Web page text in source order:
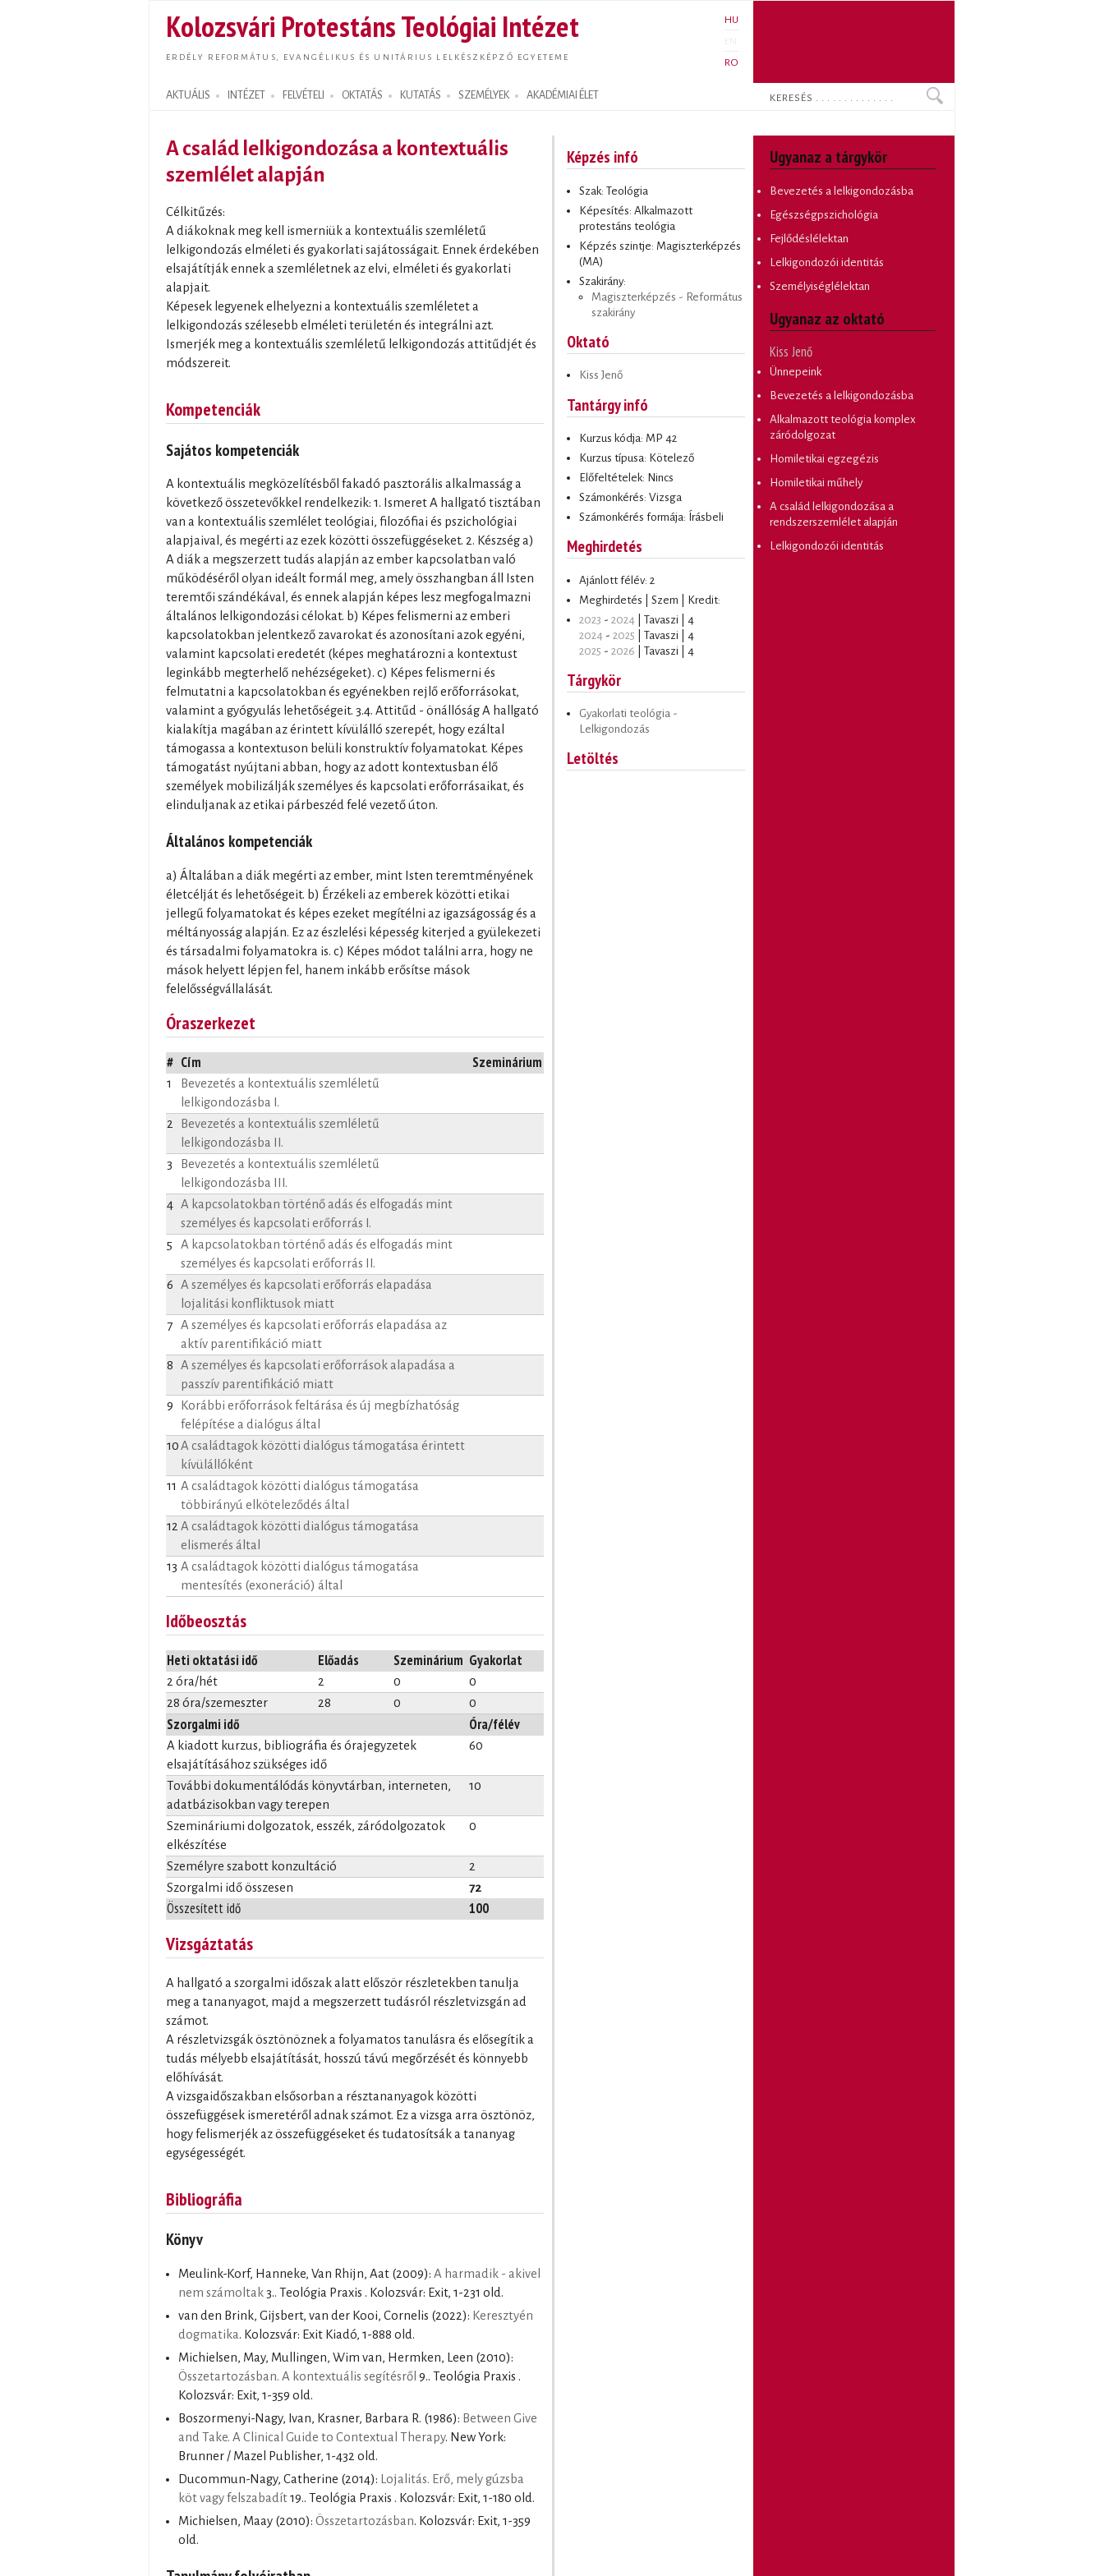
tartalomra
Kolozsvári Protestáns Teológiai Intézet
ERDÉLY REFORMÁTUS, EVANGÉLIKUS ÉS UNITÁRIUS LELKÉSZKÉPZŐ EGYETEME
HU
RO
AKTUÁLIS INTÉZET FELVÉTELI OKTATÁS KUTATÁS SZEMÉLYEK AKADÉMIAI ÉLET
Search form
Keresés
A család lelkigondozása a kontextuális
szemlélet alapján
Célkitűzés:
A diákoknak meg kell ismerniük a kontextuális szemléletű
lelkigondozás elméleti és gyakorlati sajátosságait. Ennek érdekében
elsajátítják ennek a szemléletnek az elvi, elméleti és gyakorlati
alapjait.
Képesek legyenek elhelyezni a kontextuális szemléletet a
lelkigondozás szélesebb elméleti területén és integrálni azt.
Ismerjék meg a kontextuális szemléletű lelkigondozás attitűdjét és
módszereit.
Kompetenciák
Sajátos kompetenciák
A kontextuális megközelítésből fakadó pasztorális alkalmasság a
következő összetevőkkel rendelkezik: 1. Ismeret A hallgató tisztában
van a kontextuális szemlélet teológiai, filozófiai és pszichológiai
alapjaival, és megérti az ezek közötti összefüggéseket. 2. Készség a)
A diák a megszerzett tudás alapján az ember kapcsolatban való
működéséről olyan ideált formál meg, amely összhangban áll Isten
teremtői szándékával, és ennek alapján képes lesz megfogalmazni
általános lelkigondozási célokat. b) Képes felismerni az emberi
kapcsolatokban jelentkező zavarokat és azonosítani azok egyéni,
valamint kapcsolati eredetét (képes meghatározni a kontextust
leginkább megterhelő nehézségeket). c) Képes felismerni és
felmutatni a kapcsolatokban és egyénekben rejlő erőforrásokat,
valamint a gyógyulás lehetőségeit. 3.4. Attitűd - önállóság A hallgató
kialakítja magában az érintett kívülálló szerepét, hogy ezáltal
támogassa a kontextuson belüli konstruktív folyamatokat. Képes
támogatást nyújtani abban, hogy az adott kontextusban élő
személyek mobilizálják személyes és kapcsolati erőforrásaikat, és
elinduljanak az etikai párbeszéd felé vezető úton.
Általános kompetenciák
a) Általában a diák megérti az ember, mint Isten teremtményének
életcélját és lehetőségeit. b) Érzékeli az emberek közötti etikai
jellegű folyamatokat és képes ezeket megítélni az igazságosság és a
méltányosság alapján. Ez az észlelési képesség kiterjed a gyülekezeti
és társadalmi folyamatokra is. c) Képes módot találni arra, hogy ne
mások helyett lépjen fel, hanem inkább erősítse mások
felelősségvállalását.
Óraszerkezet
# Cím Szeminárium
1
Bevezetés a kontextuális szemléletű
lelkigondozásba I.
2
Bevezetés a kontextuális szemléletű
lelkigondozásba II.
3
Bevezetés a kontextuális szemléletű
lelkigondozásba III.
4 A kapcsolatokban történő adás és elfogadás mint
személyes és kapcsolati erőforrás I.
5
A kapcsolatokban történő adás és elfogadás mint
személyes és kapcsolati erőforrás II.
6
A személyes és kapcsolati erőforrás elapadása
lojalitási konfliktusok miatt
7
A személyes és kapcsolati erőforrás elapadása az
aktív parentifikáció miatt
8
A személyes és kapcsolati erőforrások alapadása a
passzív parentifikáció miatt
9
Korábbi erőforrások feltárása és új megbízhatóság
felépítése a dialógus által
10A családtagok közötti dialógus támogatása érintett
kívülállóként
11 A családtagok közötti dialógus támogatása
többirányú elköteleződés által
12 A családtagok közötti dialógus támogatása
elismerés által
13 A családtagok közötti dialógus támogatása
mentesítés (exoneráció) által
Időbeosztás
Heti oktatási idő Előadás Szeminárium Gyakorlat
2 óra/hét 2 0
0
28 óra/szemeszter
28 0 0
Szorgalmi idő Óra/félév
Összesített idő 100
A kiadott kurzus, bibliográfia és órajegyzetek
elsajátításához szükséges idő
60
További dokumentálódás könyvtárban, interneten,
adatbázisokban vagy terepen
10
Szemináriumi dolgozatok, esszék, záródolgozatok
elkészítése
0
Személyre szabott konzultáció
2
Szorgalmi idő összesen
72
Vizsgáztatás
A hallgató a szorgalmi időszak alatt először részletekben tanulja
meg a tananyagot, majd a megszerzett tudásról részletvizsgán ad
számot.
A részletvizsgák ösztönöznek a folyamatos tanulásra és elősegítik a
tudás mélyebb elsajátítását, hosszú távú megőrzését és könnyebb
előhívását.
A vizsgaidőszakban elsősorban a résztananyagok közötti
összefüggések ismeretéről adnak számot. Ez a vizsga arra ösztönöz,
hogy felismerjék az összefüggéseket és tudatosítsák a tananyag
egységességét.
Bibliográfia
Könyv
Meulink-Korf, Hanneke, Van Rhijn, Aat (2009): A harmadik - akivel
nem számoltak3.. Teológia Praxis . Kolozsvár: Exit, 1-231 old.
van den Brink, Gijsbert, van der Kooi, Cornelis (2022): Keresztyén
dogmatika. Kolozsvár: Exit Kiadó, 1-888 old.
Michielsen, May, Mullingen, Wim van, Hermken, Leen (2010):
Összetartozásban. A kontextuális segítésről 9.. Teológia Praxis .
Kolozsvár: Exit, 1-359 old.
Boszormenyi-Nagy, Ivan, Krasner, Barbara R. (1986): Between Give
and Take. A Clinical Guide to Contextual Therapy. New York:
Brunner / Mazel Publisher, 1-432 old.
Ducommun-Nagy, Catherine (2014):
Lojalitás. Erő, mely gúzsba
köt vagy felszabadít19.. Teológia Praxis . Kolozsvár: Exit, 1-180 old.
Michielsen, Maay (2010): Összetartozásban. Kolozsvár: Exit, 1-359
old.
Képzés infó
Szak: Teológia
Képesítés: Alkalmazott
protestáns teológia
Képzés szintje: Magiszterképzés
(MA)
Szakirány:
Magiszterképzés - Református
szakirány
Oktató
Kiss Jenő
Tantárgy infó
Kurzus kódja: MP 42
Kurzus típusa: Kötelező
Előfeltételek: Nincs
Számonkérés: Vizsga
Számonkérés formája: Írásbeli
Meghirdetés
Ajánlott félév: 2
Meghirdetés | Szem | Kredit:
2023 - 2024 | Tavaszi | 4
2024 - 2025 | Tavaszi | 4
2025 - 2026 | Tavaszi | 4
Tárgykör
Gyakorlati teológia -
Lelkigondozás
Letöltés
Ugyanaz a tárgykör
Bevezetés a lelkigondozásba
Egészségpszichológia
Fejlődéslélektan
Lelkigondozói identitás
Személyiséglélektan
Ugyanaz az oktató
Kiss Jenő
Ünnepeink
Bevezetés a lelkigondozásba
Alkalmazott teológia komplex
záródolgozat
Homiletikai egzegézis
Homiletikai műhely
A család lelkigondozása a
rendszerszemlélet alapján
Lelkigondozói identitás